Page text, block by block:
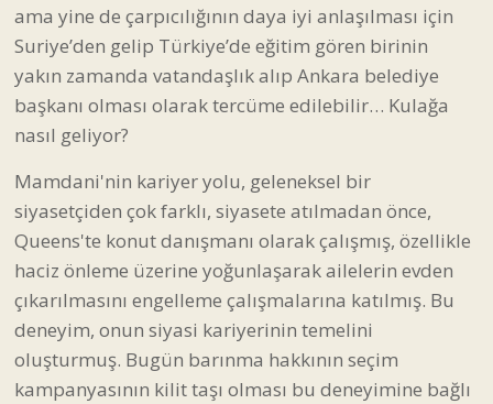
ama yine de çarpıcılığının daya iyi anlaşılması için
Suriye’den gelip Türkiye’de eğitim gören birinin
yakın zamanda vatandaşlık alıp Ankara belediye
başkanı olması olarak tercüme edilebilir… Kulağa
nasıl geliyor?
Mamdani'nin kariyer yolu, geleneksel bir
siyasetçiden çok farklı, siyasete atılmadan önce,
Queens'te konut danışmanı olarak çalışmış, özellikle
haciz önleme üzerine yoğunlaşarak ailelerin evden
çıkarılmasını engelleme çalışmalarına katılmış. Bu
deneyim, onun siyasi kariyerinin temelini
oluşturmuş. Bugün barınma hakkının seçim
kampanyasının kilit taşı olması bu deneyimine bağlı